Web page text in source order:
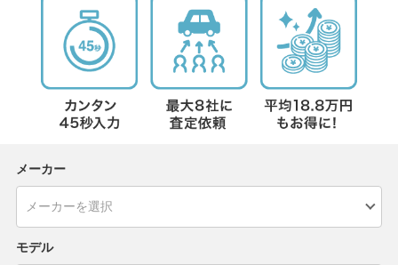
メーカー
モデル